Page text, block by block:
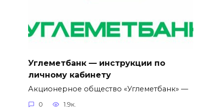
Углеметбанк — инструкции по
личному кабинету
Акционерное общество «Углеметбанк» —
0 1.9к.